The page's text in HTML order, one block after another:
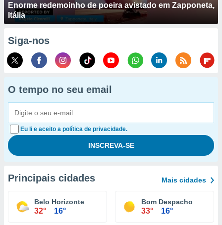
Enorme redemoinho de poeira avistado em Zapponeta,
Itália
Siga-nos
O tempo no seu email
Eu li e aceito a política de privacidade.
Principais cidades Mais cidades
Belo Horizonte
32° 16°
Bom Despacho
33° 16°